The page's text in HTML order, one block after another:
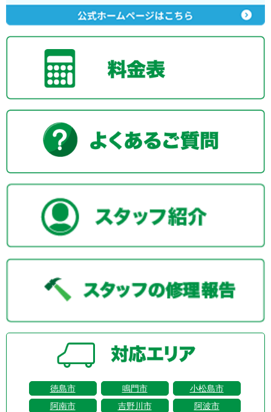
徳島市 鳴門市
小松島市
阿南市
吉野川市
阿波市